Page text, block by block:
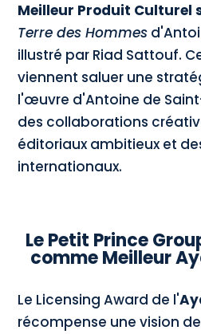
Meilleur Produit Culturel
Terre des Hommes
illustré par Riad Sattouf.
viennent saluer une
l'œuvre d'Antoine de
des collaborations
éditoriaux ambitieux et
internationaux.
Le Petit Prince
comme Meilleur
Le Licensing Award de l'
récompense une vision